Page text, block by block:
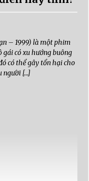
– 1999) là một phim
gái có xu hướng buông
có thể gây tổn hại cho
người […]